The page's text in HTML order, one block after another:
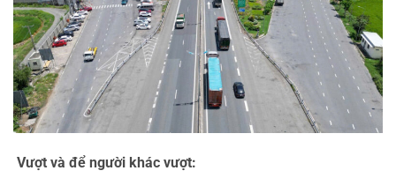
Vượt và để người khác vượt: